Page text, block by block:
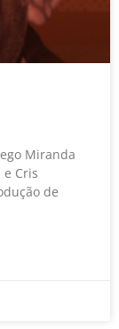
Miranda
Cris
de